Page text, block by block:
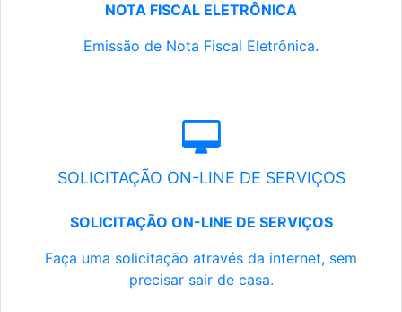
NOTA FISCAL ELETRÔNICA
Emissão de Nota Fiscal Eletrônica.
SOLICITAÇÃO ON-LINE DE SERVIÇOS
SOLICITAÇÃO ON-LINE DE SERVIÇOS
Faça uma solicitação através da internet, sem
precisar sair de casa.